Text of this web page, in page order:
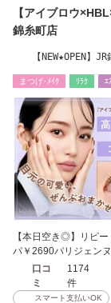
【アイブロウ
錦糸町店
【NEW★OPEN
まつげ･ﾒｲｸ ﾘﾗｸ ｴ
【本日空き◎】リピ
パ￥2690パリジェン
口コ
ミ
1174
件
スマート支払いOK